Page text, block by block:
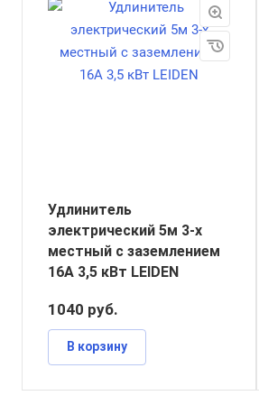
Удлинитель
электрический 5м 3-х
местный с заземлением
16А 3,5 кВт LEIDEN
1040 руб.
В корзину